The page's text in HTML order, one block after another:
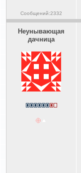
Сообщений:2332
Heyнывaющая
дaчницa